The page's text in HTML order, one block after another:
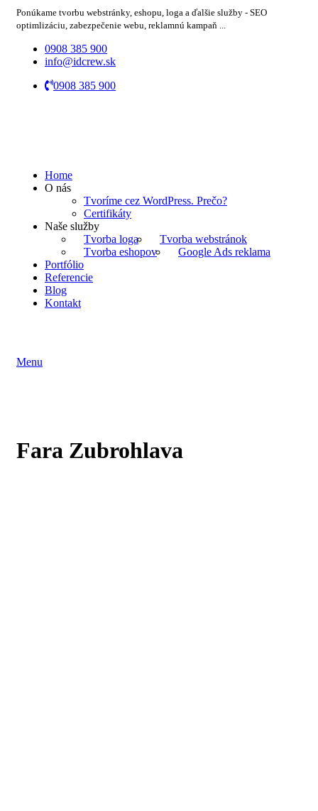
Ponúkame tvorbu webstránky, eshopu, loga a ďalšie služby - SEO
optimlizáciu, zabezpečenie webu, reklamnú kampaň ...
0908 385 900
info@idcrew.sk
0908 385 900
Home
O nás
Tvoríme cez WordPress. Prečo?
Certifikáty
Naše služby
Tvorba loga
Tvorba webstránok
Tvorba eshopov
Google Ads reklama
Portfólio
Referencie
Blog
Kontakt
Menu
Fara Zubrohlava